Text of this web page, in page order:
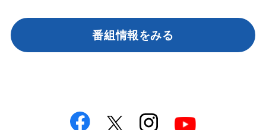
番組情報をみる